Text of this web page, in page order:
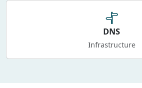
DNS
Infrastructure